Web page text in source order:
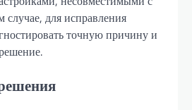
для исправления
точную причину и